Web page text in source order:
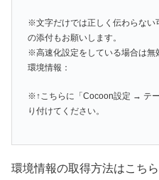
※文字だけでは正しく伝わらない
の添付もお願いします。
※高速化設定をしている場合は無
環境情報：
※↑こちらに「Cocoon設定 → テ
り付けてください。
環境情報の取得方法はこちら